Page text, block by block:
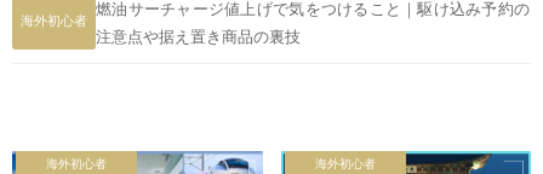
海外初心者
燃油サーチャージ値上げで気をつけること｜駆け込み予約の
注意点や据え置き商品の裏技
海外初心者 海外初心者